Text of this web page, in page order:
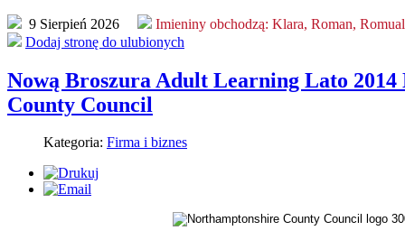
9 Sierpień 2026 Imieniny obchodzą: Klara, Roman,
Dodaj stronę do ulubionych
Nową Broszura Adult Learning Lato
County Council
Kategoria: Firma i biznes